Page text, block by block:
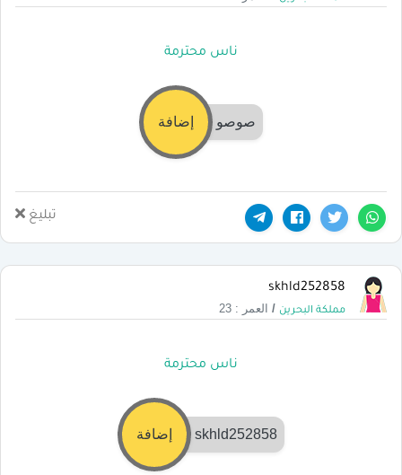
ناس محترمة
صوصو إضافة
تبليغ
skhld252858
مملكة البحرين / العمر : 23
ناس محترمة
skhld252858 إضافة